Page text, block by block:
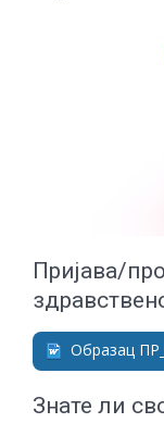
Приjaвa/
Образац
Знате ли